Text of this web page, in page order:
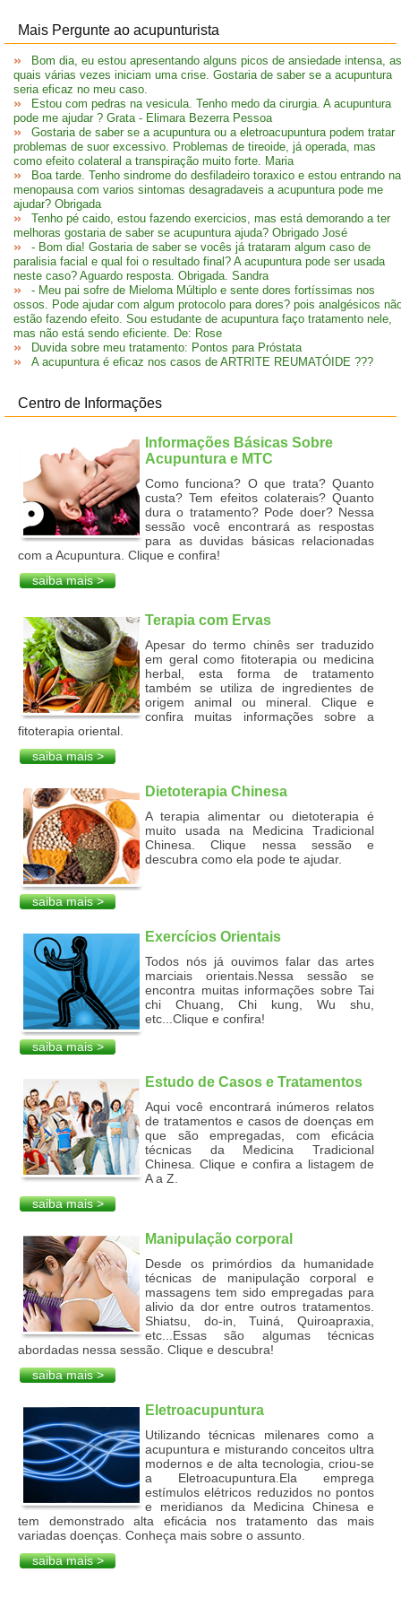
Mais Pergunte ao acupunturista
Bom dia, eu estou apresentando alguns picos de ansiedade intensa, as
quais várias vezes iniciam uma crise. Gostaria de saber se a acupuntura
seria eficaz no meu caso.
Estou com pedras na vesicula. Tenho medo da cirurgia. A acupuntura
pode me ajudar ? Grata - Elimara Bezerra Pessoa
Gostaria de saber se a acupuntura ou a eletroacupuntura podem tratar
problemas de suor excessivo. Problemas de tireoide, já operada, mas
como efeito colateral a transpiração muito forte. Maria
Boa tarde. Tenho sindrome do desfiladeiro toraxico e estou entrando na
menopausa com varios sintomas desagradaveis a acupuntura pode me
ajudar? Obrigada
Tenho pé caido, estou fazendo exercicios, mas está demorando a ter
melhoras gostaria de saber se acupuntura ajuda? Obrigado José
- Bom dia! Gostaria de saber se vocês já trataram algum caso de
paralisia facial e qual foi o resultado final? A acupuntura pode ser usada
neste caso? Aguardo resposta. Obrigada. Sandra
- Meu pai sofre de Mieloma Múltiplo e sente dores fortíssimas nos
ossos. Pode ajudar com algum protocolo para dores? pois analgésicos
estão fazendo efeito. Sou estudante de acupuntura faço tratamento nele,
mas não está sendo eficiente. De: Rose
Duvida sobre meu tratamento: Pontos para Próstata
A acupuntura é eficaz nos casos de ARTRITE REUMATÓIDE ???
Centro de Informações
Informações Básicas Sobre
Acupuntura e MTC
Como funciona? O que trata? Quanto
custa? Tem efeitos colaterais? Quanto
dura o tratamento? Pode doer? Nessa
sessão você encontrará as respostas
para as duvidas básicas relacionadas
com a Acupuntura. Clique e confira!
saiba mais >
Terapia com Ervas
Apesar do termo chinês ser traduzido
em geral como fitoterapia ou medicina
herbal, esta forma de tratamento
também se utiliza de ingredientes de
origem animal ou mineral. Clique e
confira muitas informações sobre a
fitoterapia oriental.
saiba mais >
Dietoterapia Chinesa
A terapia alimentar ou dietoterapia é
muito usada na Medicina Tradicional
Chinesa. Clique nessa sessão e
descubra como ela pode te ajudar.
saiba mais >
Exercícios Orientais
Todos nós já ouvimos falar das artes
marciais orientais.Nessa sessão se
encontra muitas informações sobre Tai
chi Chuang, Chi kung, Wu shu,
etc...Clique e confira!
saiba mais >
Estudo de Casos e Tratamentos
Aqui você encontrará inúmeros relatos
de tratamentos e casos de doenças em
que são empregadas, com eficácia
técnicas da Medicina Tradicional
Chinesa. Clique e confira a listagem de
A a Z.
saiba mais >
Manipulação corporal
Desde os primórdios da humanidade
técnicas de manipulação corporal e
massagens tem sido empregadas para
alivio da dor entre outros tratamentos.
Shiatsu, do-in, Tuiná, Quiroapraxia,
etc...Essas são algumas técnicas
abordadas nessa sessão. Clique e descubra!
saiba mais >
Eletroacupuntura
Utilizando técnicas milenares como a
acupuntura e misturando conceitos ultra
modernos e de alta tecnologia, criou-se
a Eletroacupuntura.Ela emprega
estímulos elétricos reduzidos no pontos
e meridianos da Medicina Chinesa e
tem demonstrado alta eficácia nos tratamento das mais
variadas doenças. Conheça mais sobre o assunto.
saiba mais >